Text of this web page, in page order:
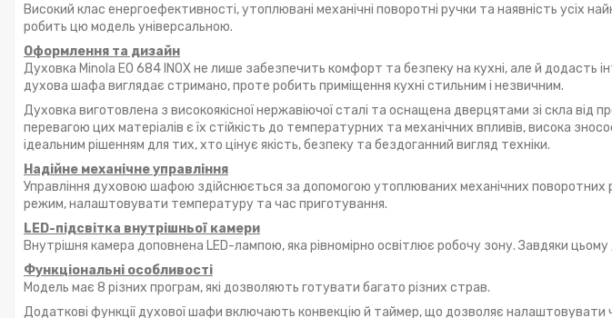
Високий клас енергоефективності, утоплювані механічні поворотні ручки та наявність усіх
робить цю модель універсальною.
Оформлення та дизайн
Духовка Minola EO 684 INOX не лише забезпечить комфорт та безпеку на кухні, але й додасть
духова шафа виглядає стримано, проте робить приміщення кухні стильним і незвичним.
Духовка виготовлена з високоякісної нержавіючої сталі та оснащена дверцятами зі скла від
перевагою цих матеріалів є їх стійкість до температурних та механічних впливів, висока
ідеальним рішенням для тих, хто цінує якість, безпеку та бездоганний вигляд техніки.
Надійне механічне управління
Управління духовою шафою здійснюється за допомогою утоплюваних механічних поворотних
режим, налаштовувати температуру та час приготування.
LED-підсвітка внутрішньої камери
Внутрішня камера доповнена LED-лампою, яка рівномірно освітлює робочу зону. Завдяки
Функціональні особливості
Модель має 8 різних програм, які дозволяють готувати багато різних страв.
Додаткові функції духової шафи включають конвекцію й таймер, що дозволяє налаштовувати